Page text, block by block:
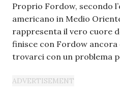
Proprio Fordow, secondo
americano in Medio
rappresenta il vero cuore
finisce con Fordow
trovarci con un problema